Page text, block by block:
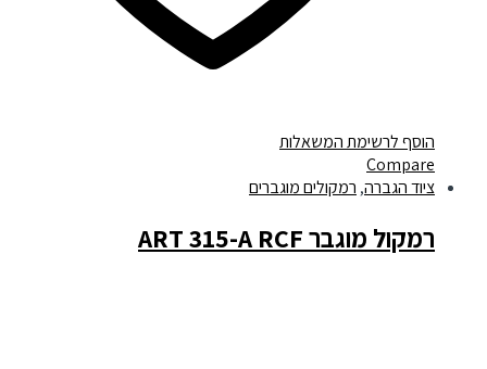
הוסף לרשימת המשאלות
Compare
ציוד הגברה,רמקולים מוגברים
רמקול מוגבר ART 315-A RCF